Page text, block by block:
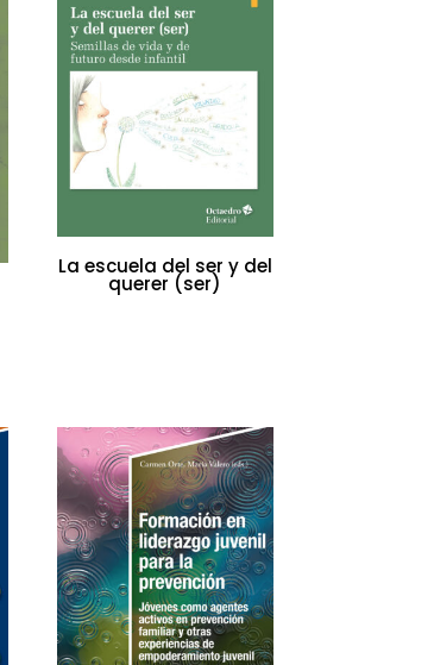
La escuela del ser y del
querer (ser)